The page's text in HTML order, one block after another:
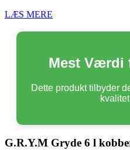
LÆS MERE
Mest Værdi
Dette produkt tilbyder
G.R.Y.M Gryde 6 l